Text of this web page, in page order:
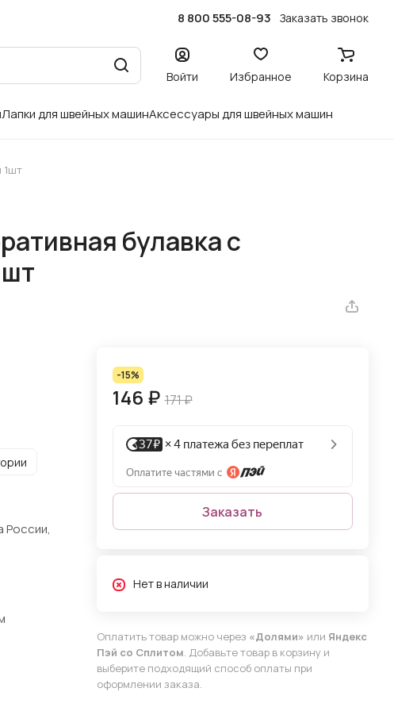
8 800 555-08-93 Заказать звонок
Войти Избранное Корзина
Лапки для швейных машинАксессуары для швейных машин
1шт
булавка с
России,
-15%
146 ₽ 171 ₽
Заказать
Нет в наличии
Оплатить товар можно через «Долями» или Яндекс
Пэй со Сплитом. Добавьте товар в корзину и
выберите подходящий способ оплаты при
оформлении заказа.